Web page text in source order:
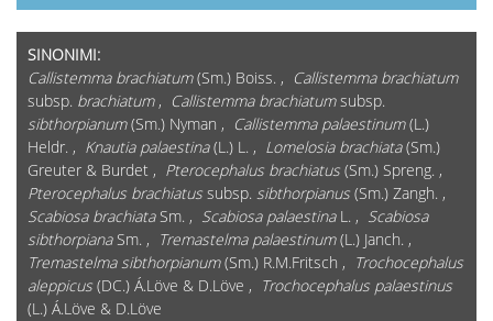
SINONIMI:
Callistemma brachiatum(Sm.) Boiss. , Callistemma brachiatum
subsp. brachiatum, Callistemma brachiatumsubsp.
sibthorpianum(Sm.) Nyman , Callistemma palaestinum(L.)
Heldr. , Knautia palaestina(L.) L. , Lomelosia brachiata(Sm.)
Greuter & Burdet , Pterocephalus brachiatus (Sm.) Spreng. ,
Pterocephalus brachiatus subsp. sibthorpianus (Sm.) Zangh. ,
Scabiosa brachiataSm. , Scabiosa palaestinaL. , Scabiosa
sibthorpianaSm. , Tremastelma palaestinum(L.) Janch. ,
Tremastelma sibthorpianum(Sm.) R.M.Fritsch , Trochocephalus
aleppicus (DC.) Á.Löve & D.Löve , Trochocephalus palaestinus
(L.) Á.Löve & D.Löve